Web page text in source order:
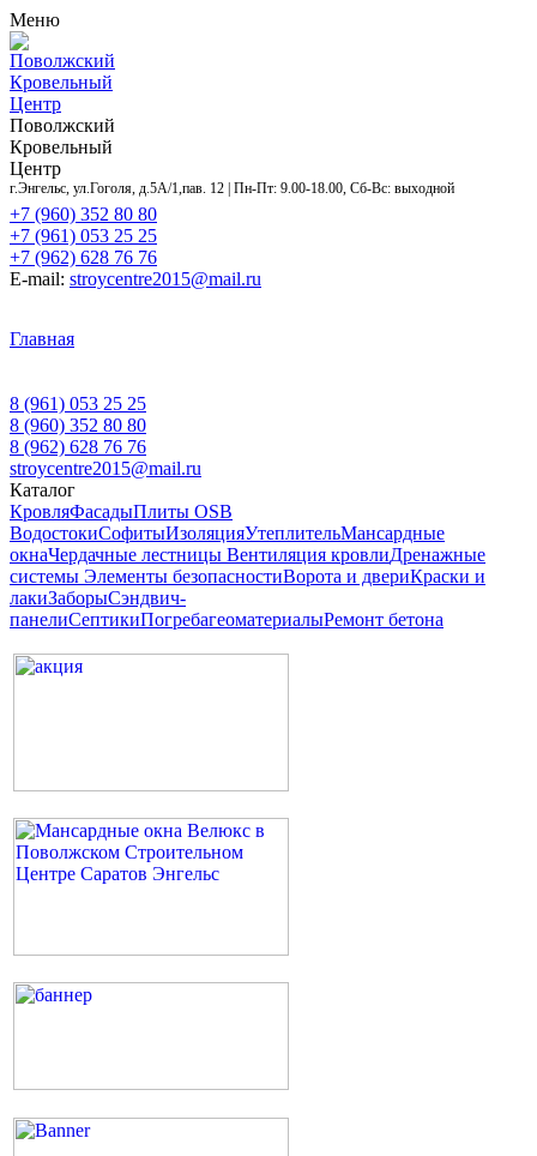
Меню
Поволжский
Кровельный
Центр
Поволжский
Кровельный
Центр
г.Энгельс, ул.Гоголя, д.5А/1,пав. 12 | Пн-Пт: 9.00-18.00, Сб-Вс: выходной
+7 (960) 352 80 80
+7 (961) 053 25 25
+7 (962) 628 76 76
E-mail: stroycentre2015@mail.ru
Главная
8 (961) 053 25 25
8 (960) 352 80 80
8 (962) 628 76 76
stroycentre2015@mail.ru
Каталог
КровляФасадыПлиты OSB
ВодостокиСофитыИзоляцияУтеплительМансардные
окнаЧердачные лестницы Вентиляция кровлиДренажные
системы Элементы безопасностиВорота и двериКраски и
лакиЗаборыСэндвич-
панелиСептикиПогребагеоматериалыРемонт бетона